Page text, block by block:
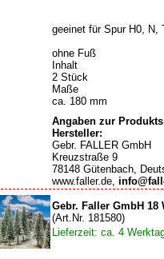
geeinet für Spur H0, N,
ohne Fuß
Inhalt
2 Stück
Maße
ca. 180 mm
Angaben zur
Hersteller:
Gebr. FALLER GmbH
Kreuzstraße 9
78148 Gütenbach,
www.faller.de,
Gebr. Faller GmbH 18
(Art.Nr. 181580)
Lieferzeit: ca. 4